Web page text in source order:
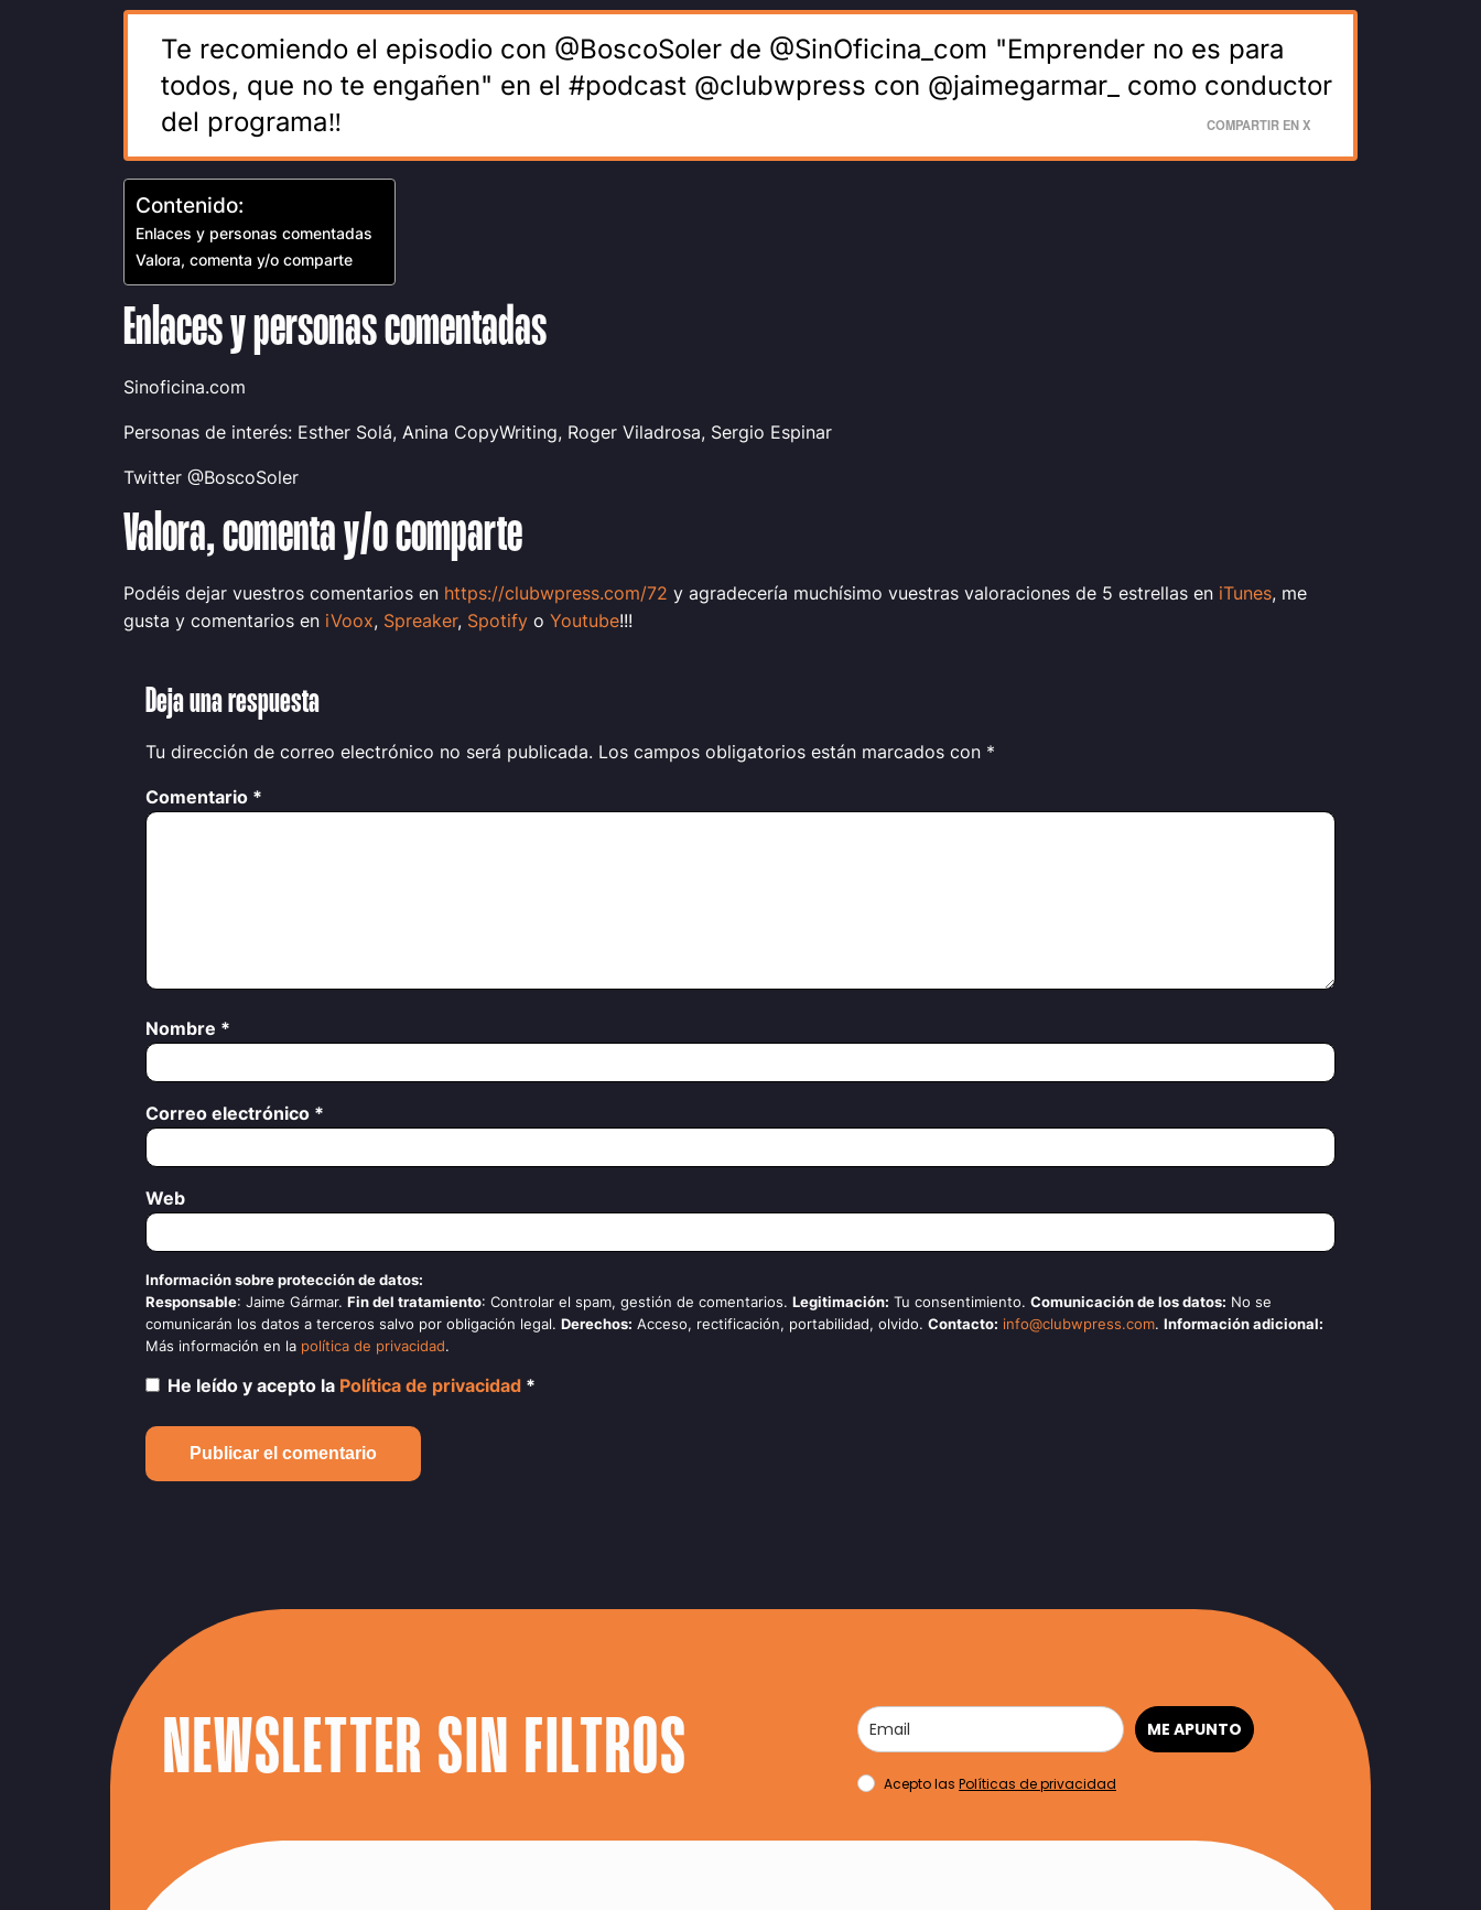
Te recomiendo el episodio con @BoscoSoler de @SinOficina_com "Emprender no es para
todos, que no te engañen" en el #podcast @clubwpress con @jaimegarmar_ como conductor
del programa‼️
COMPARTIR EN X
Contenido:
Enlaces y personas comentadas
Valora, comenta y/o comparte
Enlaces y personas comentadas
Sinoficina.com
Personas de interés: Esther Solá, Anina CopyWriting, Roger Viladrosa, Sergio Espinar
Twitter @BoscoSoler
Valora, comenta y/o comparte
Podéis dejar vuestros comentarios en https://clubwpress.com/72 y agradecería muchísimo vuestras valoraciones de 5 estrellas en iTunes, me
gusta y comentarios en iVoox, Spreaker, Spotify o Youtube!!!
Deja una respuesta
Tu dirección de correo electrónico no será publicada. Los campos obligatorios están marcados con *
Comentario *
Nombre *
Correo electrónico *
Web
Información sobre protección de datos:
Responsable: Jaime Gármar. Fin del tratamiento: Controlar el spam, gestión de comentarios. Legitimación: Tu consentimiento. Comunicación de los datos: No se
comunicarán los datos a terceros salvo por obligación legal. Derechos: Acceso, rectificación, portabilidad, olvido. Contacto: info@clubwpress.com. Información adicional:
Más información en la política de privacidad.
He leído y acepto la Política de privacidad *
NEWSLETTER SIN FILTROS ME APUNTO
Acepto las Políticas de privacidad